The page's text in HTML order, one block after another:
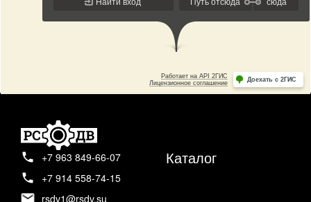
+7 963 849-66-07
+7 914 558-74-15
rsdv1@rsdv.su
Каталог